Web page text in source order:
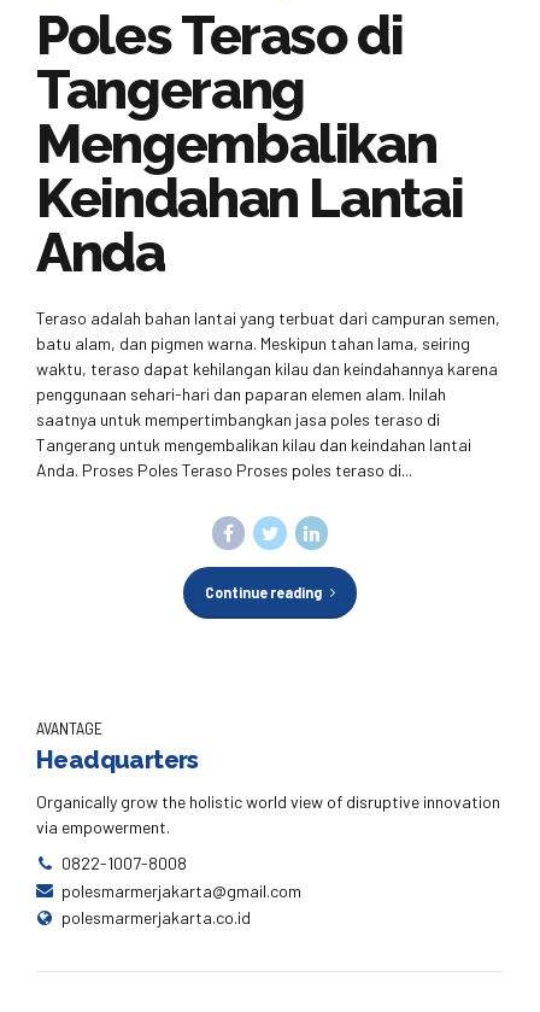
Poles Teraso di
Tangerang
Mengembalikan
Keindahan Lantai
Anda
Teraso adalah bahan lantai yang terbuat dari campuran semen,
batu alam, dan pigmen warna. Meskipun tahan lama, seiring
waktu, teraso dapat kehilangan kilau dan keindahannya karena
penggunaan sehari-hari dan paparan elemen alam. Inilah
saatnya untuk mempertimbangkan jasa poles teraso di
Tangerang untuk mengembalikan kilau dan keindahan lantai
Anda. Proses Poles Teraso Proses poles teraso di...
Continue reading
AVANTAGE
Headquarters
Organically grow the holistic world view of disruptive innovation
via empowerment.
0822-1007-8008
polesmarmerjakarta@gmail.com
polesmarmerjakarta.co.id